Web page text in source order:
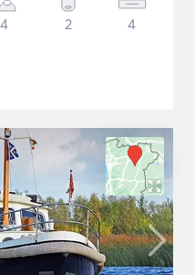
4 2 4